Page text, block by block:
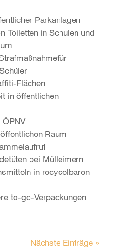
Parkanlagen
Toiletten in Schulen und
Flächen
in öffentlichen
Raum
bei Mülleimern
in recycelbaren
to-go-Verpackungen
Nächste Einträge »